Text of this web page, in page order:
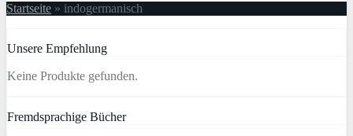
Startseite » indogermanisch
Unsere Empfehlung
Keine Produkte gefunden.
Fremdsprachige Bücher